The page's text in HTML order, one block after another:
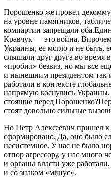
Порошенко же провел
на уровне памятников,
компартии запрещали
Кравчук — это война.
Украины, ее могло и не быть,
слышали друг друга во время
«пробил» безвиз, но мы все
и нынешним президентом
работали в контексте
напрямую коснулись
стоящие перед
стоят довольно сильные
Но Петр Алексеевич пришел к
сформировано. Да, оно было
несистемное. У нас не было
отпор агрессору, у нас много
и органы власти уже
и со знаком «минус».